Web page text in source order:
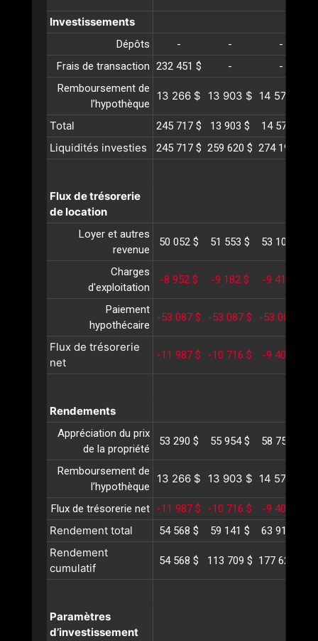
Investissements
Dépôts - -
-
Frais de transaction 232 451 $ -
-
Remboursement de
l’hypothèque
13 266 $ 13 903 $ 14 572 $
Total 245 717 $ 13 903 $ 14 572 $
Liquidités investies 245 717 $ 259 620 $ 274 192 $
Flux de trésorerie
de location
Loyer et autres
revenue
50 052 $ 51 553 $ 53 100 $
Charges
d'exploitation
-8 952 $ -9 182 $ -9 419 $
Paiement
hypothécaire
-53 087 $ -53 087 $ -53 087 $
Flux de trésorerie
net
-11 987 $ -10 716 $ -9 407 $
Rendements
Appréciation du prix
de la propriété
53 290 $ 55 954 $ 58 752 $
Remboursement de
l’hypothèque
13 266 $ 13 903 $ 14 572 $
Flux de trésorerie net -11 987 $ -10 716 $ -9 407 $
Rendement total 54 568 $ 59 141 $ 63 917 $
Rendement
cumulatif
54 568 $ 113 709 $ 177 626 $
Paramètres
d’investissement